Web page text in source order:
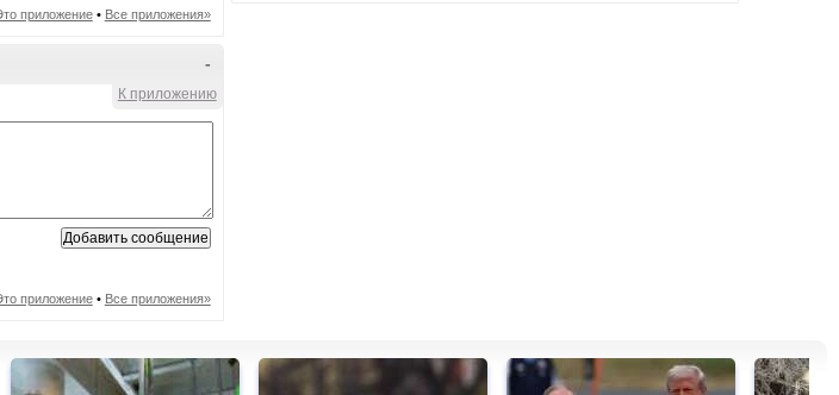
приложение• Все приложения»
-
К приложению
приложение• Все приложения»